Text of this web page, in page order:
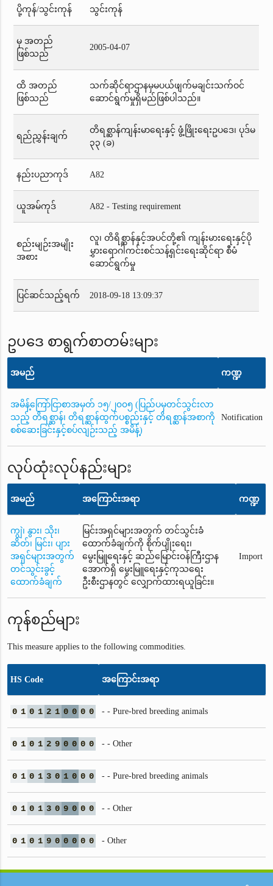
ပို့ကုန်/သွင်းကုန် သွင်းကုန်
မှ အတည်
ဖြစ်သည်
2005-04-07
ထိ အတည်
ဖြစ်သည်
သက်ဆိုင်ရာဌာနမှမပယ်ဖျက်မချင်းသက်ဝင်
ဆောင်ရွက်မှုရှိမည်ဖြစ်ပါသည်။
ရည်ညွှန်းချက်
တိရစ္ဆာန်ကျန်းမာရေးနှင့် ဖွံ့ဖြိုးရေးဥပဒေ၊ ပုဒ်မ
၃၃ (ခ)
နည်းပညာကုဒ် A82
ယူအမ်ကုဒ် A82 - Testing requirement
စည်းမျဉ်းအမျိုး
အစား
လူ၊ တိရိစ္ဆာန်နှင့်အပင်တို့၏ ကျန်းမားရေးနှင့်ပို
မွှားရောဂါကင်းစင်သန့်ရှင်းရေးဆိုင်ရာ စီမံ
ဆောင်ရွက်မှု
ပြင်ဆင်သည့်ရက် 2018-09-18 13:09:37
ဥပဒေ စာရွက်စာတမ်းများ
အမည် ကဏ္ဍ
အမိန့်ကြော်ငြာစာအမှတ် ၁၅/၂၀၀၅ (ပြည်ပမှတင်သွင်းလာ
သည့် တိရစ္ဆာန်၊ တိရစ္ဆာန်ထွက်ပစ္စည်းနှင့် တိရစ္ဆာန်အစာကို
စစ်ဆေးခြင်းနှင့်စပ်လျဉ်းသည့် အမိန့်)
Notification
လုပ်ထုံးလုပ်နည်းများ
အမည် အကြောင်းအရာ ကဏ္ဍ
ကျွဲ၊ နွား၊ သိုး၊
ဆိတ်၊ မြင်း၊ ပျား
အရှင်များအတွက်
တင်သွင်းခွင့်
ထောက်ခံချက်
မြင်းအရှင်များအတွက် တင်သွင်းခံ
ထောက်ခံချက်ကို စိုက်ပျိုးရေး၊
မွေးမြူရေးနှင့် ဆည်မြောင်း၀န်ကြီးဌာန
အောက်ရှိ မွေးမြူရေးနှင့်ကုသရေး
ဦးစီးဌာနတွင် လျှောက်ထားရယူခြင်း။
Import
ကုန်စည်များ
This measure applies to the following commodities.
HS Code အကြောင်းအရာ
0 1 0 1 2 1 0 0 0 0 - - Pure-bred breeding animals
0 1 0 1 2 9 0 0 0 0 - - Other
0 1 0 1 3 0 1 0 0 0 - - Pure-bred breeding animals
0 1 0 1 3 0 9 0 0 0 - - Other
0 1 0 1 9 0 0 0 0 0 - Other